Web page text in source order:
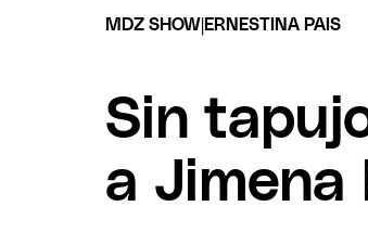
MDZ SHOW ERNESTINA PAIS
Sin
a Jimena